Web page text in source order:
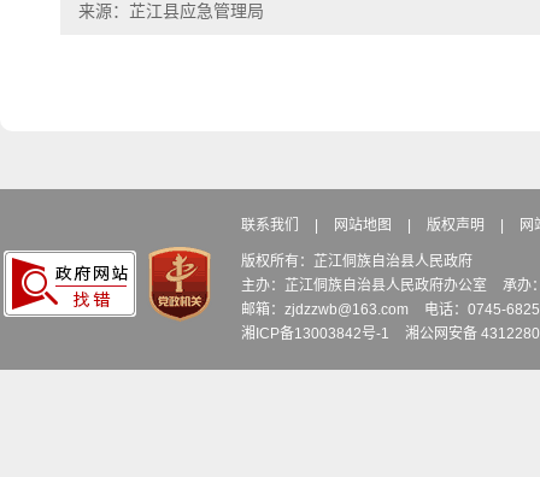
来源：芷江县应急管理局
联系我们 网站地图 版权声明 网
版权所有：芷江侗族自治县人民政府
主办：芷江侗族自治县人民政府办公室
承办
邮箱：zjdzzwb@163.com
电话：0745-
湘ICP备13003842号-1
湘公网安备